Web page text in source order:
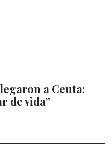
a Ceuta:
de vida”